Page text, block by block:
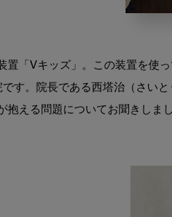
ば
の
地、
奈
置「Vキッズ」。この装置を使
す。院長である西塔治（さい
抱える問題についてお聞きしまし